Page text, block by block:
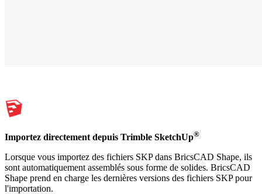
Importez directement depuis Trimble SketchUp®
Lorsque vous importez des fichiers SKP dans BricsCAD Shape, ils
sont automatiquement assemblés sous forme de solides. BricsCAD
Shape prend en charge les dernières versions des fichiers SKP pour
l'importation.